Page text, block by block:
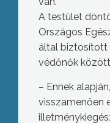
A testület
Országos
által
védőnők
– Ennek
visszamenően